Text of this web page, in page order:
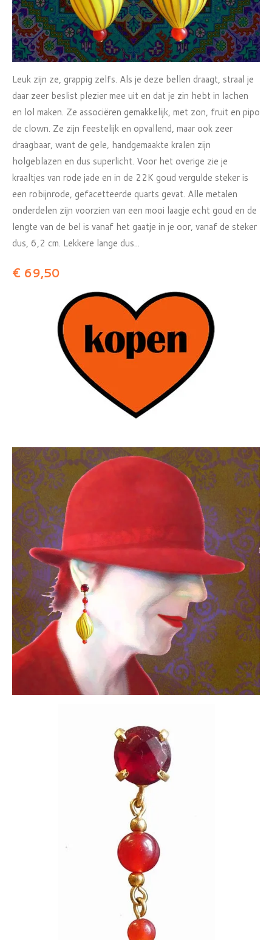
Leuk zijn ze, grappig zelfs. Als je deze bellen draagt, straal je
daar zeer beslist plezier mee uit en dat je zin hebt in lachen
en lol maken. Ze associëren gemakkelijk, met zon, fruit en pipo
de clown. Ze zijn feestelijk en opvallend, maar ook zeer
draagbaar, want de gele, handgemaakte kralen zijn
holgeblazen en dus superlicht. Voor het overige zie je
kraaltjes van rode jade en in de 22K goud vergulde steker is
een robijnrode, gefacetteerde quarts gevat. Alle metalen
onderdelen zijn voorzien van een mooi laagje echt goud en de
lengte van de bel is vanaf het gaatje in je oor, vanaf de steker
dus, 6,2 cm. Lekkere lange dus...
€ 69,50